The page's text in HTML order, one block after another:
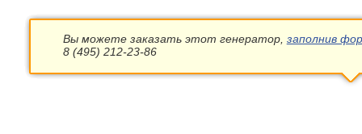
Вы можете заказать этот генератор, заполнив
8 (495) 212-23-86